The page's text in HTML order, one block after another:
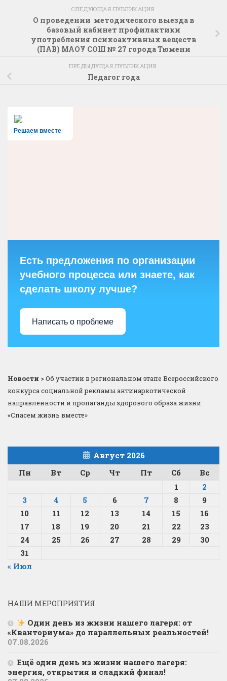
СЛЕДУЮЩАЯ ПУБЛИКАЦИЯ
О проведении методического выезда в
базовый кабинет профилактики
употребления психоактивных веществ
(ПАВ) МАОУ СОШ № 27 города Тюмени
ПРЕДЫДУЩАЯ ПУБЛИКАЦИЯ
Педагог года
Решаем вместе
Есть предложения по организации
учебного процесса или знаете, как
сделать школу лучше?
Написать о проблеме
Новости >Об участии в региональном этапе Всероссийского
конкурса социальной рекламы антинаркотической
направленности и пропаганды здорового образа жизни
«Спасем жизнь вместе»
Август 2026
Пн
Вт Ср Чт Пт Сб
Вс
1
2
3
4 5 6 7 8
9
10
11 12 13 14 15
16
17
18 19 20 21 22
23
24
25 26 27 28 29
30
31
« Июл
НАШИ МЕРОПРИЯТИЯ
Один день из жизни нашего лагеря: от
«Кванториума» до параллельных реальностей!
07.08.2026
Ещё один день из жизни нашего лагеря:
энергия, открытия и сладкий финал!